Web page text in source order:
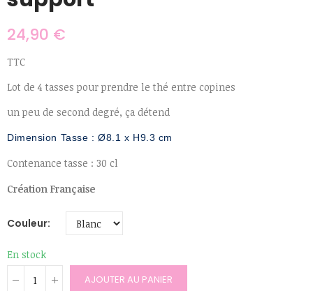
24,90 €
TTC
Lot de 4 tasses pour prendre le thé entre copines
un peu de second degré, ça détend
Dimension Tasse : Ø8.1 x H9.3 cm
Contenance tasse : 30 cl
Création Française
Couleur
En stock
AJOUTER AU PANIER